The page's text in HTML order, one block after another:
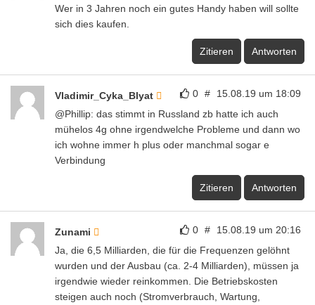
Wer in 3 Jahren noch ein gutes Handy haben will sollte
sich dies kaufen.
Zitieren Antworten
0 # 15.08.19 um 18:09
Vladimir_Cyka_Blyat
@Phillip: das stimmt in Russland zb hatte ich auch
mühelos 4g ohne irgendwelche Probleme und dann wo
ich wohne immer h plus oder manchmal sogar e
Verbindung
Zitieren Antworten
0 # 15.08.19 um 20:16
Zunami
Ja, die 6,5 Milliarden, die für die Frequenzen gelöhnt
wurden und der Ausbau (ca. 2-4 Milliarden), müssen ja
irgendwie wieder reinkommen. Die Betriebskosten
steigen auch noch (Stromverbrauch, Wartung,